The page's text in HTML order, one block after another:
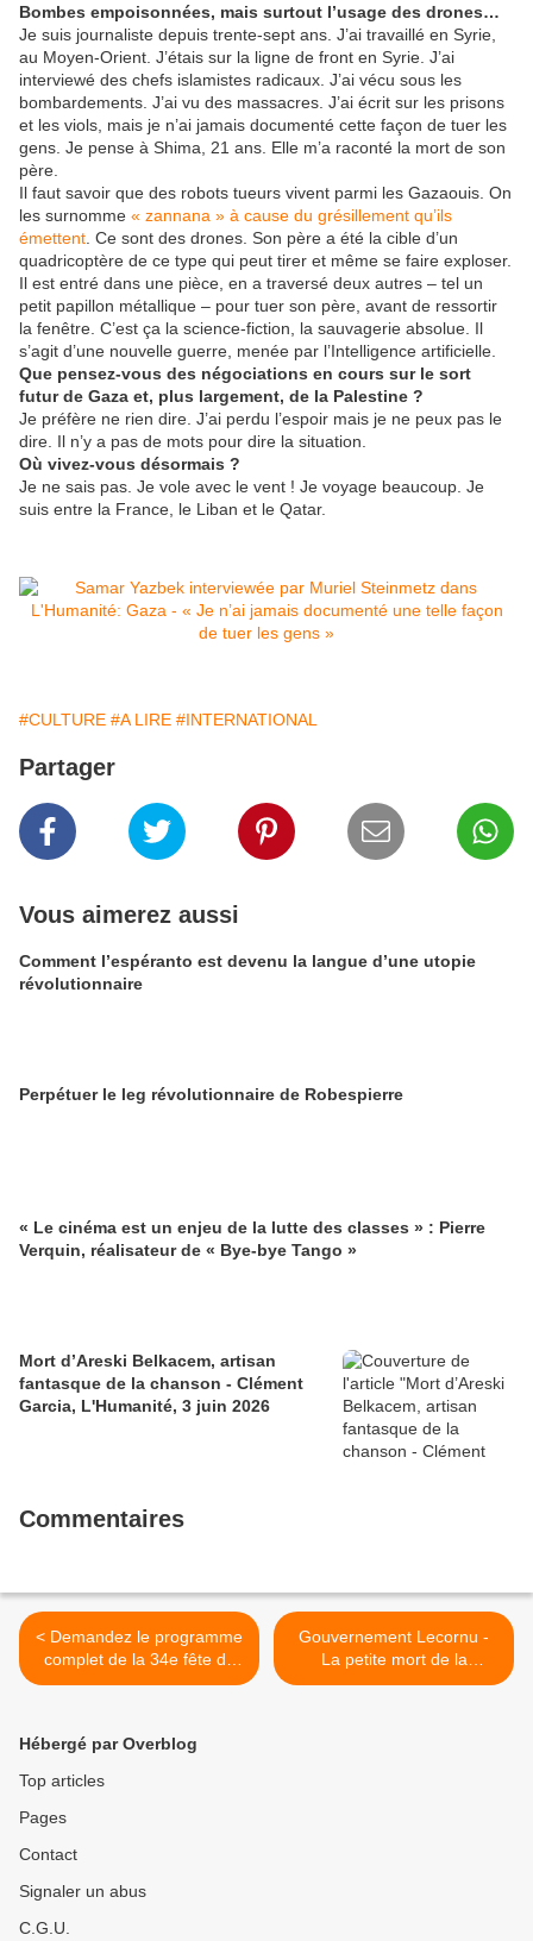
Bombes empoisonnées, mais surtout l’usage des drones…
Je suis journaliste depuis trente-sept ans. J’ai travaillé en Syrie,
au Moyen-Orient. J’étais sur la ligne de front en Syrie. J’ai
interviewé des chefs islamistes radicaux. J’ai vécu sous les
bombardements. J’ai vu des massacres. J’ai écrit sur les prisons
et les viols, mais je n’ai jamais documenté cette façon de tuer les
gens. Je pense à Shima, 21 ans. Elle m’a raconté la mort de son
père.
Il faut savoir que des robots tueurs vivent parmi les Gazaouis. On
les surnomme « zannana » à cause du grésillement qu’ils
émettent . Ce sont des drones. Son père a été la cible d’un
quadricoptère de ce type qui peut tirer et même se faire exploser.
Il est entré dans une pièce, en a traversé deux autres – tel un
petit papillon métallique – pour tuer son père, avant de ressortir
la fenêtre. C’est ça la science-fiction, la sauvagerie absolue. Il
s’agit d’une nouvelle guerre, menée par l’Intelligence artificielle.
Que pensez-vous des négociations en cours sur le sort
futur de Gaza et, plus largement, de la Palestine ?
Je préfère ne rien dire. J’ai perdu l’espoir mais je ne peux pas le
dire. Il n’y a pas de mots pour dire la situation.
Où vivez-vous désormais ?
Je ne sais pas. Je vole avec le vent ! Je voyage beaucoup. Je
suis entre la France, le Liban et le Qatar.
#CULTURE #A LIRE #INTERNATIONAL
Partager
Vous aimerez aussi
Comment l’espéranto est devenu la langue d’une utopie
révolutionnaire
Perpétuer le leg révolutionnaire de Robespierre
« Le cinéma est un enjeu de la lutte des classes » : Pierre
Verquin, réalisateur de « Bye-bye Tango »
Mort d’Areski Belkacem, artisan
fantasque de la chanson - Clément
Garcia, L'Humanité, 3 juin 2026
Commentaires
< Demandez le programme
complet de la 34e fête de
l'Humanité Bretagne: pass
des militants communistes
Gouvernement Lecornu -
La petite mort de la
décentralisation -
Hébergé par Overblog
Top articles
Pages
Contact
Signaler un abus
C.G.U.